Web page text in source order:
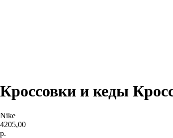
Кроссовки и кеды
Nike
4205,00
р.